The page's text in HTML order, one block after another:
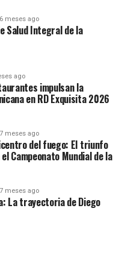
6 meses ago
Salud Integral de la
ago
impulsan la
en RD Exquisita 2026
7 meses ago
del fuego: El triunfo
Campeonato Mundial de la
7 meses ago
La trayectoria de Diego